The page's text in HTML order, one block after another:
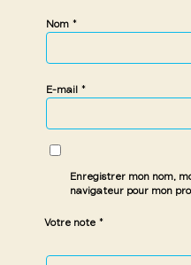
Nom *
E-mail *
Enregistrer mon nom,
navigateur pour mon
Votre note *
1 étoile
2 étoiles
3 étoiles
4 étoiles
5 étoiles